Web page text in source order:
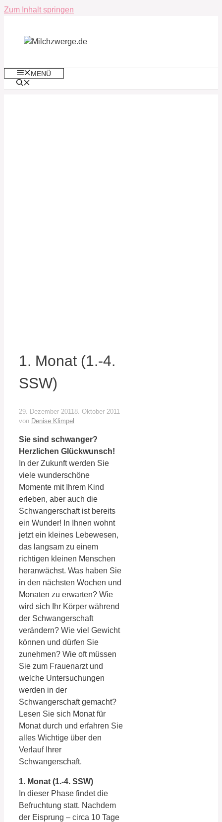
Zum Inhalt springen
MENÜ
1. Monat (1.-4.
SSW)
29. Dezember 2011 8. Oktober 2011
von Denise Klimpel
Sie sind schwanger?
Herzlichen Glückwunsch!
In der Zukunft werden Sie
viele wunderschöne
Momente mit Ihrem Kind
erleben, aber auch die
Schwangerschaft ist bereits
ein Wunder! In Ihnen wohnt
jetzt ein kleines Lebewesen,
das langsam zu einem
richtigen kleinen Menschen
heranwächst. Was haben Sie
in den nächsten Wochen und
Monaten zu erwarten? Wie
wird sich Ihr Körper während
der Schwangerschaft
verändern? Wie viel Gewicht
können und dürfen Sie
zunehmen? Wie oft müssen
Sie zum Frauenarzt und
welche Untersuchungen
werden in der
Schwangerschaft gemacht?
Lesen Sie sich Monat für
Monat durch und erfahren Sie
alles Wichtige über den
Verlauf Ihrer
Schwangerschaft.
1. Monat (1.-4. SSW)
In dieser Phase findet die
Befruchtung statt. Nachdem
der Eisprung – circa 10 Tage